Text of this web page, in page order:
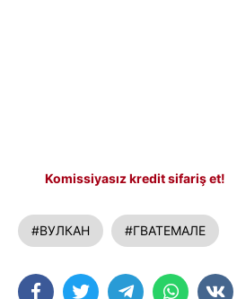
Komissiyasız kredit sifariş et!
#ВУЛКАН #ГВАТЕМАЛЕ